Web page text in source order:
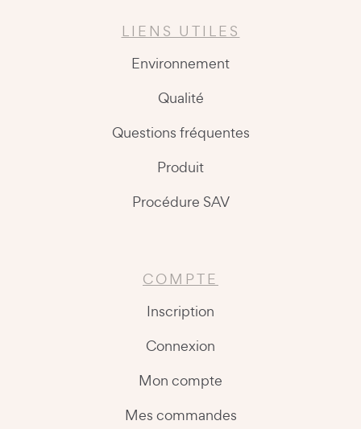
LIENS UTILES
Environnement
Qualité
Questions fréquentes
Produit
Procédure SAV
COMPTE
Inscription
Connexion
Mon compte
Mes commandes